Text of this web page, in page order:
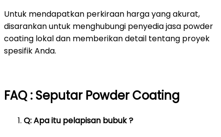
Untuk mendapatkan perkiraan harga yang akurat,
disarankan untuk menghubungi penyedia jasa powder
coating lokal dan memberikan detail tentang proyek
spesifik Anda.
FAQ : Seputar Powder Coating
Q: Apa itu pelapisan bubuk ?